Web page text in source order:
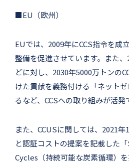
■EU（欧州）
EUでは、2009年にCCS指令を成
整備を促進させています。また
どに対し、2030年5000万トンの
けた貢献を義務付ける「ネット
るなど、CCSへの取り組みが活発
また、CCUSに関しては、2021
と認証コストの提案を記載した
Cycles（持続可能な炭素循環）を